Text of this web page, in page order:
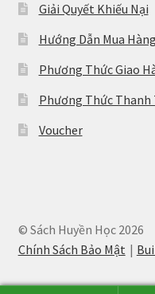
Giải Quyết Khiếu Nại
Hướng Dẫn Mua Hàng
Phương Thức Giao
Phương Thức Thanh
Voucher
© Sách Huyền Học 2026
Chính Sách Bảo Mật